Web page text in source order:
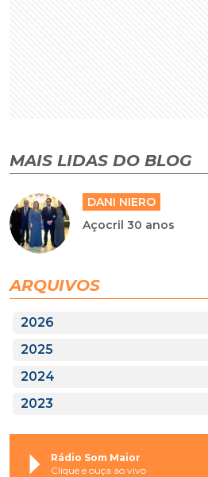
MAIS LIDAS DO BLOG
DANI NIERO
Açocril 30 anos
ARQUIVOS
2026
2025
2024
2023
Rádio Som Maior
Clique e ouça ao vivo